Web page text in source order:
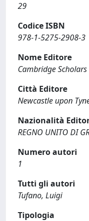
29
Codice ISBN
978-1-5275-2908-3
Nome Editore
Cambridge
Città Editore
Newcastle upon
Nazionalità
REGNO UNITO DI
Numero autori
1
Tutti gli autori
Tufano, Luigi
Tipologia